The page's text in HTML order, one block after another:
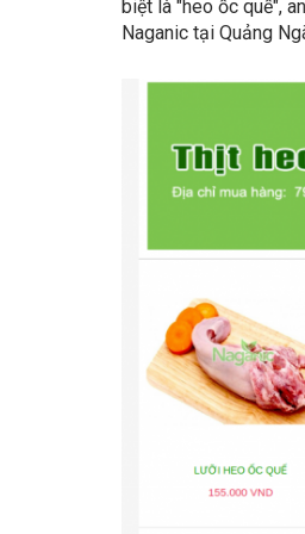
biệt là "heo ốc quế",
Naganic tại Quảng